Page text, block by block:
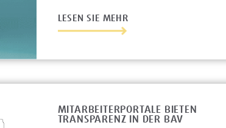
LESEN SIE MEHR
MITARBEITERPORTALE BIETEN
TRANSPARENZ IN DER BAV